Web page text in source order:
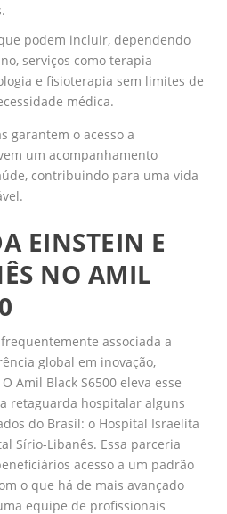
podem incluir, dependendo
serviços como terapia
e fisioterapia sem limites de
médica.
garantem o acesso a
um acompanhamento
contribuindo para uma vida
EINSTEIN E
NO AMIL
associada a
global em inovação,
Amil Black S6500 eleva esse
retaguarda hospitalar alguns
do Brasil: o Hospital Israelita
Sírio-Libanês. Essa parceria
acesso a um padrão
o que há de mais avançado
equipe de profissionais